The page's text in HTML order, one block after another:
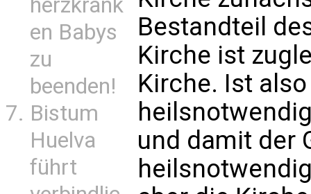
herzkrank
en Babys
zu
beenden!
Bistum
Huelva
führt
Bestandteil
Kirche ist
Kirche. Ist
und damit der